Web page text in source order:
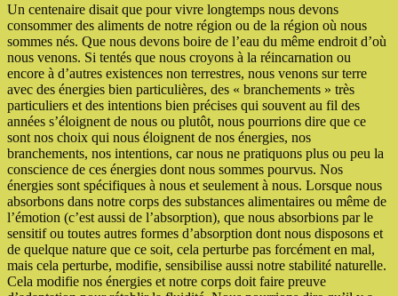
Un centenaire disait que pour vivre longtemps nous devons
consommer des aliments de notre région ou de la région où nous
sommes nés. Que nous devons boire de l’eau du même endroit d’où
nous venons. Si tentés que nous croyons à la réincarnation ou
encore à d’autres existences non terrestres, nous venons sur terre
avec des énergies bien particulières, des « branchements » très
particuliers et des intentions bien précises qui souvent au fil des
années s’éloignent de nous ou plutôt, nous pourrions dire que ce
sont nos choix qui nous éloignent de nos énergies, nos
branchements, nos intentions, car nous ne pratiquons plus ou peu la
conscience de ces énergies dont nous sommes pourvus. Nos
énergies sont spécifiques à nous et seulement à nous. Lorsque nous
absorbons dans notre corps des substances alimentaires ou même de
l’émotion (c’est aussi de l’absorption), que nous absorbions par le
sensitif ou toutes autres formes d’absorption dont nous disposons et
de quelque nature que ce soit, cela perturbe pas forcément en mal,
mais cela perturbe, modifie, sensibilise aussi notre stabilité naturelle.
Cela modifie nos énergies et notre corps doit faire preuve